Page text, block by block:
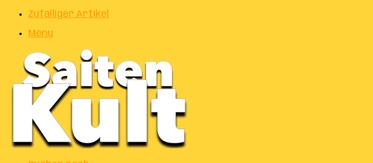
Zufälliger Artikel
Menu